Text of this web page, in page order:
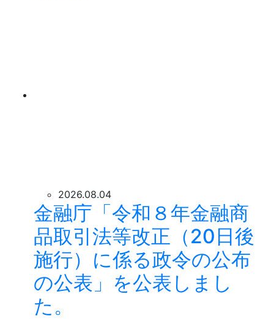
2026.08.04
金融庁「令和８年金融商
品取引法等改正（20日後
施行）に係る政令の公布
の公表」を公表しまし
た。